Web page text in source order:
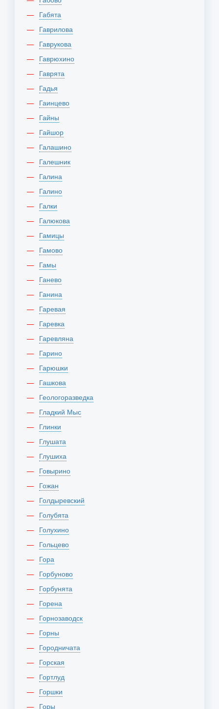
Габята
Гаврилова
Гаврукова
Гаврюхино
Гаврята
Гадья
Гаинцево
Гайны
Гайшор
Галашино
Галешник
Галина
Галино
Галки
Галюкова
Гамицы
Гамово
Гамы
Ганево
Ганина
Гаревая
Гаревка
Гаревляна
Гарино
Гарюшки
Гашкова
Геологоразведка
Гладкий Мыс
Глинки
Глушата
Глушиха
Говырино
Гожан
Голдыревский
Голубята
Голухино
Гольцево
Гора
Горбуново
Горбунята
Горена
Горнозаводск
Горны
Городничата
Горская
Гортлуд
Горшки
Горы